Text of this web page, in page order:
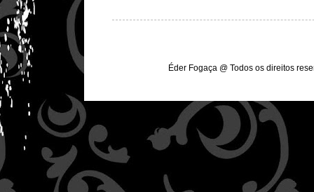
Éder Fogaça @ Todos os direitos